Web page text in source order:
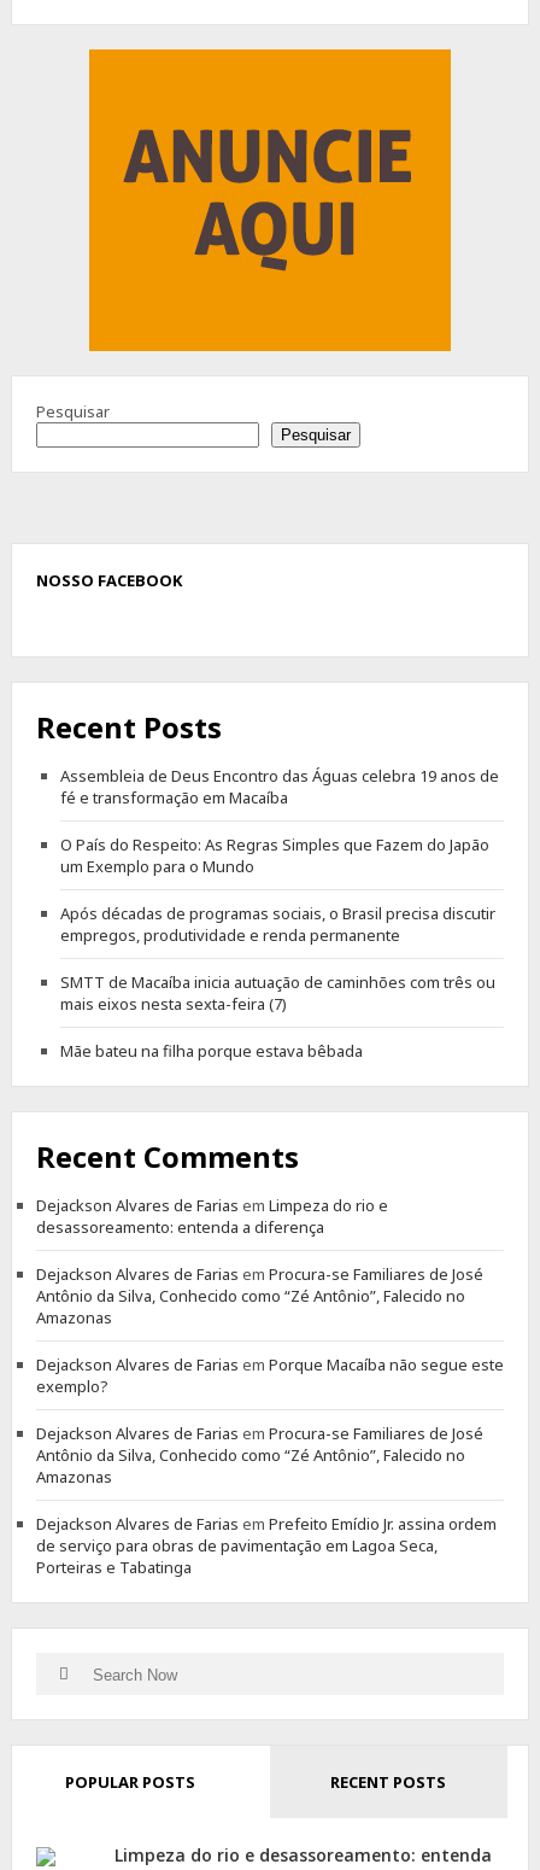
ABSURDA
Pesquisar
Pesquisar
NOSSO FACEBOOK
Recent Posts
Assembleia de Deus Encontro das Águas celebra 19 anos de
fé e transformação em Macaíba
O País do Respeito: As Regras Simples que Fazem do Japão
um Exemplo para o Mundo
Após décadas de programas sociais, o Brasil precisa discutir
empregos, produtividade e renda permanente
SMTT de Macaíba inicia autuação de caminhões com três ou
mais eixos nesta sexta-feira (7)
Mãe bateu na filha porque estava bêbada
Recent Comments
Dejackson Alvares de Farias em Limpeza do rio e
desassoreamento: entenda a diferença
Dejackson Alvares de Farias em Procura-se Familiares de José
Antônio da Silva, Conhecido como “Zé Antônio”, Falecido no
Amazonas
Dejackson Alvares de Farias em Porque Macaíba não segue este
exemplo?
Dejackson Alvares de Farias em Procura-se Familiares de José
Antônio da Silva, Conhecido como “Zé Antônio”, Falecido no
Amazonas
Dejackson Alvares de Farias em Prefeito Emídio Jr. assina ordem
de serviço para obras de pavimentação em Lagoa Seca,
Porteiras e Tabatinga
SearchSearch
POPULAR POSTS RECENT POSTS
Limpeza do rio e desassoreamento: entenda